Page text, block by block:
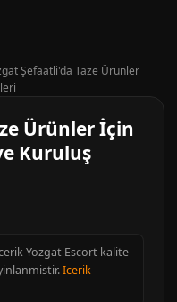
Şefaatli'da Taze Ürünler
Ürünler İçin
Kuruluş
Yozgat Escort kalite
Icerik